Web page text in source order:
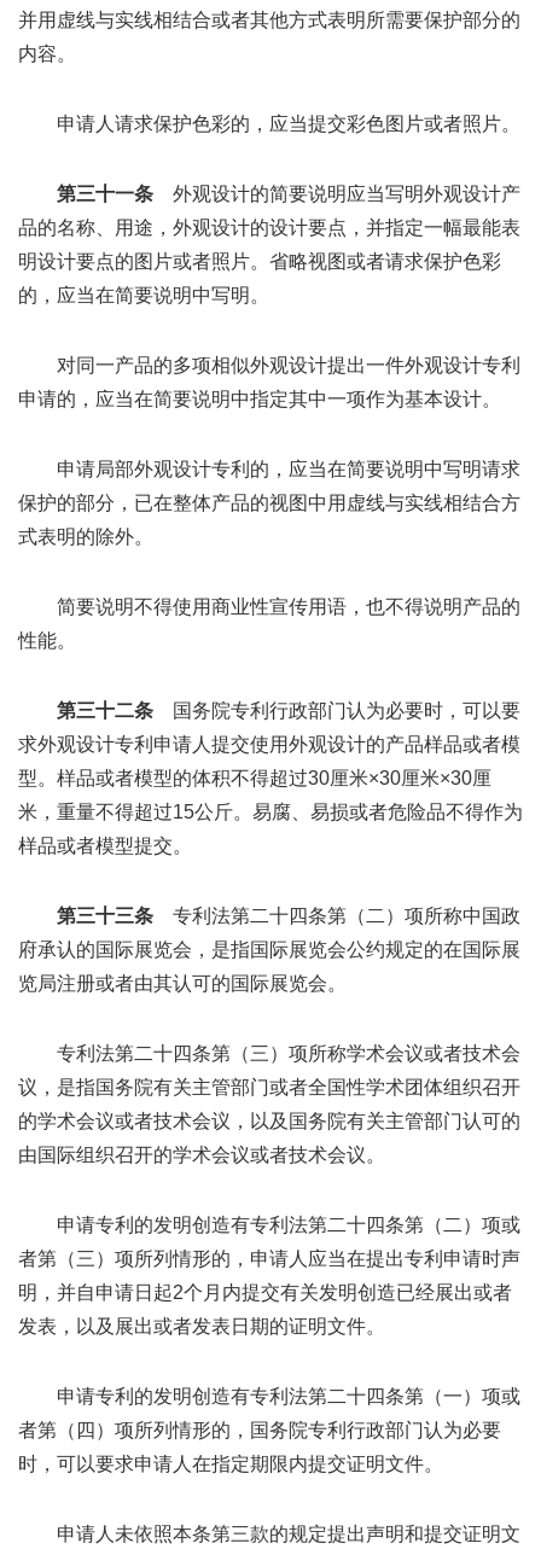
并用虚线与实线相结合或者其他方式表明所需要保护部分的
内容。
申请人请求保护色彩的，应当提交彩色图片或者照片。
第三十一条 外观设计的简要说明应当写明外观设计产
品的名称、用途，外观设计的设计要点，并指定一幅最能表
明设计要点的图片或者照片。省略视图或者请求保护色彩
的，应当在简要说明中写明。
对同一产品的多项相似外观设计提出一件外观设计专利
申请的，应当在简要说明中指定其中一项作为基本设计。
申请局部外观设计专利的，应当在简要说明中写明请求
保护的部分，已在整体产品的视图中用虚线与实线相结合方
式表明的除外。
简要说明不得使用商业性宣传用语，也不得说明产品的
性能。
第三十二条 国务院专利行政部门认为必要时，可以要
求外观设计专利申请人提交使用外观设计的产品样品或者模
型。样品或者模型的体积不得超过30厘米×30厘米×30厘
米，重量不得超过15公斤。易腐、易损或者危险品不得作为
样品或者模型提交。
第三十三条 专利法第二十四条第（二）项所称中国政
府承认的国际展览会，是指国际展览会公约规定的在国际展
览局注册或者由其认可的国际展览会。
专利法第二十四条第（三）项所称学术会议或者技术会
议，是指国务院有关主管部门或者全国性学术团体组织召开
的学术会议或者技术会议，以及国务院有关主管部门认可的
由国际组织召开的学术会议或者技术会议。
申请专利的发明创造有专利法第二十四条第（二）项或
者第（三）项所列情形的，申请人应当在提出专利申请时声
明，并自申请日起2个月内提交有关发明创造已经展出或者
发表，以及展出或者发表日期的证明文件。
申请专利的发明创造有专利法第二十四条第（一）项或
者第（四）项所列情形的，国务院专利行政部门认为必要
时，可以要求申请人在指定期限内提交证明文件。
申请人未依照本条第三款的规定提出声明和提交证明文